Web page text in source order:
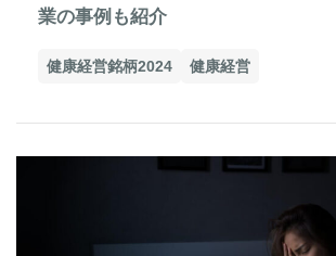
業の事例も紹介
健康経営銘柄2024 健康経営